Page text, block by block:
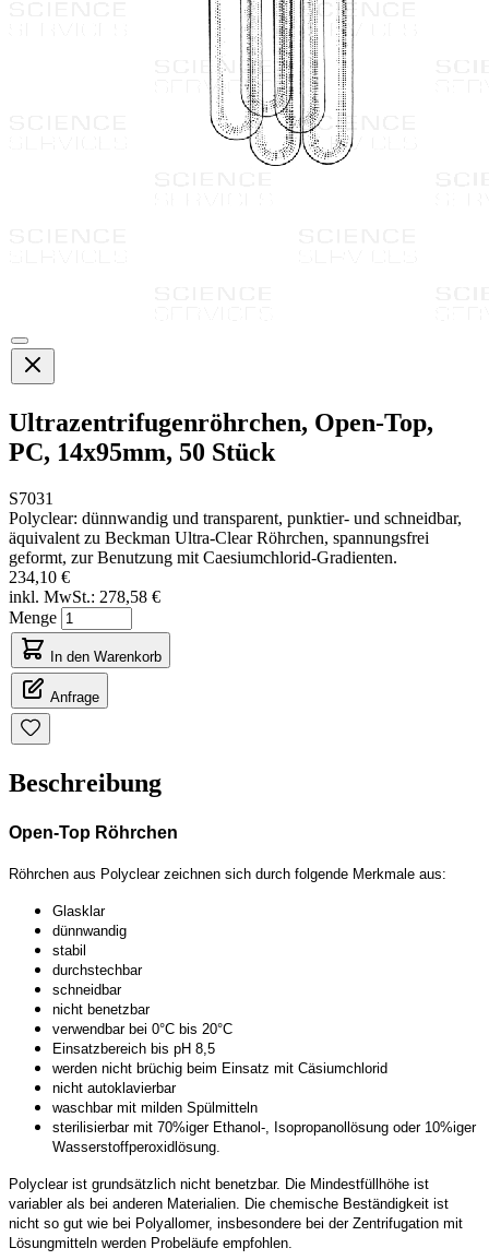
Ultrazentrifugenröhrchen, Open-Top,
PC, 14x95mm, 50 Stück
S7031
Polyclear: dünnwandig und transparent, punktier- und schneidbar,
äquivalent zu Beckman Ultra-Clear Röhrchen, spannungsfrei
geformt, zur Benutzung mit Caesiumchlorid-Gradienten.
234,10 €
inkl. MwSt.: 278,58 €
Menge
In den Warenkorb
Anfrage
Beschreibung
Open-Top Röhrchen
Röhrchen aus Polyclear zeichnen sich durch folgende Merkmale aus:
Glasklar
dünnwandig
stabil
durchstechbar
schneidbar
nicht benetzbar
verwendbar bei 0°C bis 20°C
Einsatzbereich bis pH 8,5
werden nicht brüchig beim Einsatz mit Cäsiumchlorid
nicht autoklavierbar
waschbar mit milden Spülmitteln
sterilisierbar mit 70%iger Ethanol-, Isopropanollösung oder 10%iger
Wasserstoffperoxidlösung.
Polyclear ist grundsätzlich nicht benetzbar. Die Mindestfüllhöhe ist
variabler als bei anderen Materialien. Die chemische Beständigkeit ist
nicht so gut wie bei Polyallomer, insbesondere bei der Zentrifugation mit
Lösungmitteln werden Probeläufe empfohlen.